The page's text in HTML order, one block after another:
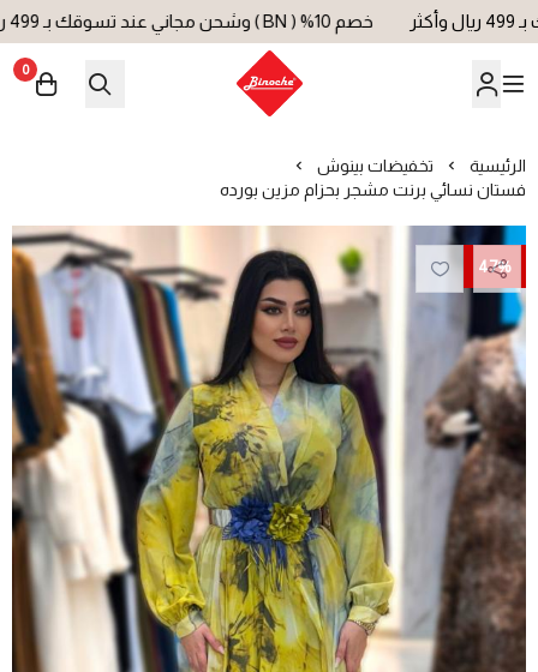
خصم 10% ( BN ) وشحن مجاني عند تسوقك بـ 499 ريال وأكثر
بينوش | Binoche
0
الرئيسية
تخفيضات بينوش
فستان نسائي برنت مشجر بحزام مزين بورده
47%